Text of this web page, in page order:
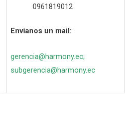
0961819012
Envíanos un mail:
gerencia@harmony.ec;
subgerencia@harmony.ec